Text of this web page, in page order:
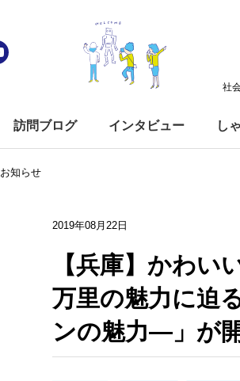
社
訪問ブログ インタビュー し
お知らせ
2019年08月22日
【兵庫】かわい
万里の魅力に迫
ンの魅力―」が